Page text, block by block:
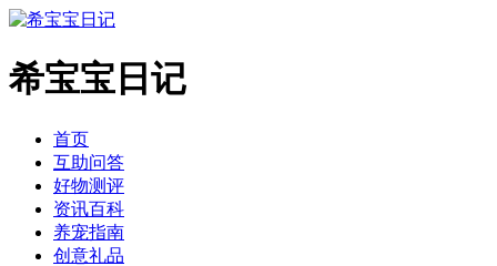
希宝宝日记
首页
互助问答
好物测评
资讯百科
养宠指南
创意礼品